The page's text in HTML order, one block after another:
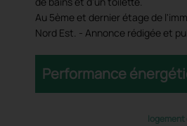
Au 5ème et dernier étage de
Nord Est. - Annonce rédigée et
Performance